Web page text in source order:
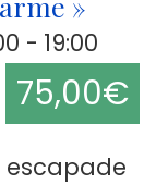
- 19:00
75,00€
escapade